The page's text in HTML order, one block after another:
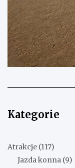
Kategorie
Atrakcje (117)
Jazda konna (9)